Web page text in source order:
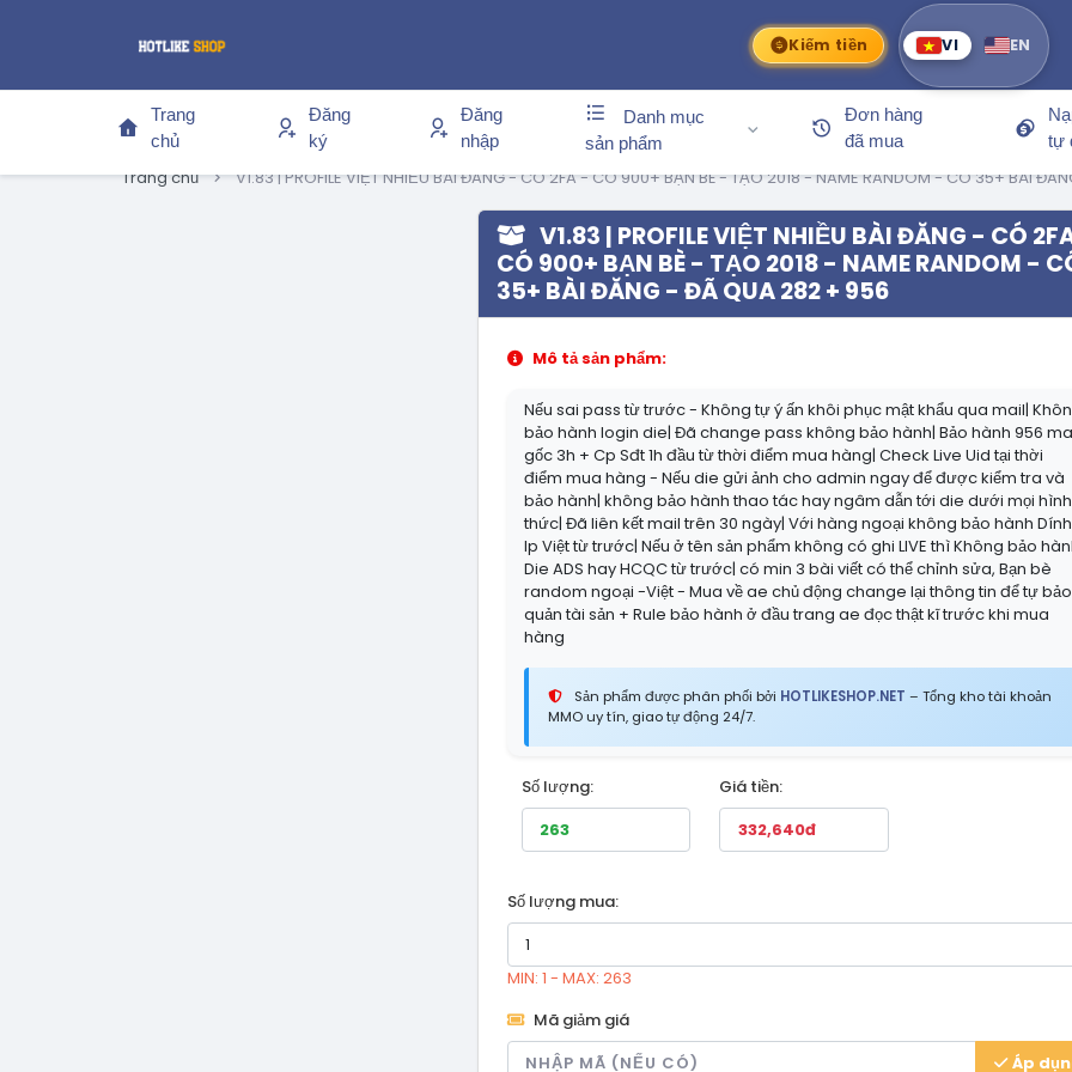
Kiếm tiền VI EN
Trang
chủ
Đăng
ký
Đăng
nhập
Danh mục
sản phẩm
Đơn hàng
đã mua
tự
Trang chủ V1.83 | PROFILE VIỆT NHIỀU BÀI ĐĂNG - CÓ 2FA - CÓ 900+ BẠN BÈ - TẠO 2018 - NAME RANDOM - CÓ 35+ BÀI
V1.83 | PROFILE VIỆT NHIỀU BÀI ĐĂNG - CÓ
CÓ 900+ BẠN BÈ - TẠO 2018 - NAME RANDOM -
35+ BÀI ĐĂNG - ĐÃ QUA 282 + 956
Mô tả sản phẩm:
Nếu sai pass từ trước - Không tự ý ấn khôi phục mật khẩu qua mail|
bảo hành login die| Đã change pass không bảo hành| Bảo hành 956
gốc 3h + Cp Sđt 1h đầu từ thời điểm mua hàng| Check Live Uid tại thời
điểm mua hàng - Nếu die gửi ảnh cho admin ngay để được kiểm tra và
bảo hành| không bảo hành thao tác hay ngâm dẫn tới die dưới mọi hình
thức| Đã liên kết mail trên 30 ngày| Với hàng ngoại không bảo hành Dính
Ip Việt từ trước| Nếu ở tên sản phẩm không có ghi LIVE thì Không bảo
Die ADS hay HCQC từ trước| có min 3 bài viết có thể chỉnh sửa, Bạn bè
random ngoại -Việt - Mua về ae chủ động change lại thông tin để tự bảo
quản tài sản + Rule bảo hành ở đầu trang ae đọc thật kĩ trước khi mua
hàng
Sản phẩm được phân phối bởi HOTLIKESHOP.NET – Tổng kho tài khoản
MMO uy tín, giao tự động 24/7.
Số lượng: Giá tiền:
Số lượng mua:
MIN: 1 - MAX: 263
Mã giảm giá
Áp